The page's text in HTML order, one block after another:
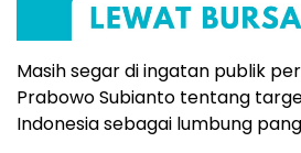
Masih segar di ingatan publik
Prabowo Subianto tentang
Indonesia sebagai lumbung